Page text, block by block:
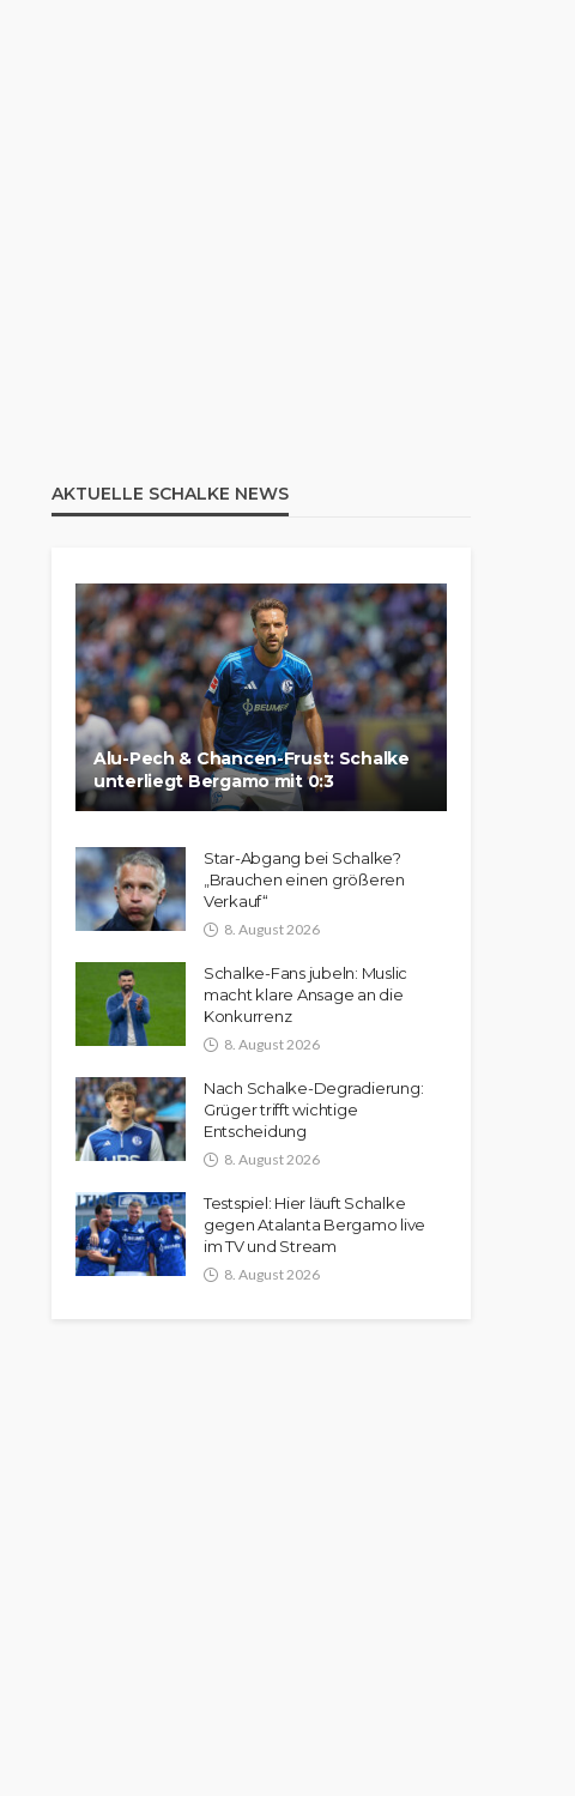
AKTUELLE SCHALKE NEWS
Alu-Pech & Chancen-Frust: Schalke
unterliegt Bergamo mit 0:3
Star-Abgang bei Schalke?
„Brauchen einen größeren
Verkauf“
8. August 2026
Schalke-Fans jubeln: Muslic
macht klare Ansage an die
Konkurrenz
8. August 2026
Nach Schalke-Degradierung:
Grüger trifft wichtige
Entscheidung
8. August 2026
Testspiel: Hier läuft Schalke
gegen Atalanta Bergamo live
im TV und Stream
8. August 2026